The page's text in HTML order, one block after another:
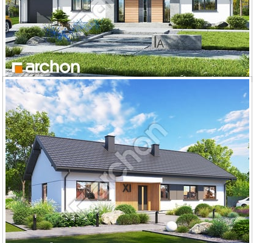
Dom w kostrzewach 4 (GE) OZE